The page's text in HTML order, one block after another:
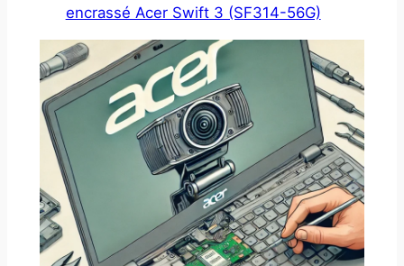
encrassé Acer Swift 3 (SF314-56G)